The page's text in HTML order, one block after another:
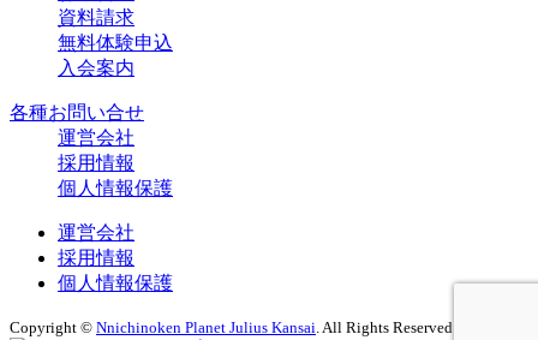
資料請求
無料体験申込
入会案内
各種お問い合せ
運営会社
採用情報
個人情報保護
運営会社
採用情報
個人情報保護
Copyright © Nnichinoken Planet Julius Kansai . All Rights Reserved.